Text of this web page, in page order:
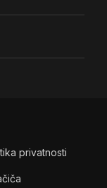
privatnosti